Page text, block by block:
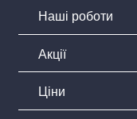
Наші роботи
Акції
Ціни